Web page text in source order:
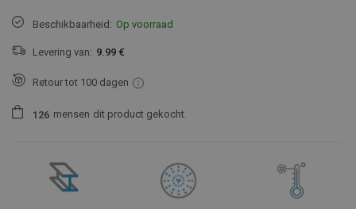
Beschikbaarheid: Op voorraad
Levering van: 9.99 €
Retour tot 100 dagen
1 26 mensen dit product gekocht.